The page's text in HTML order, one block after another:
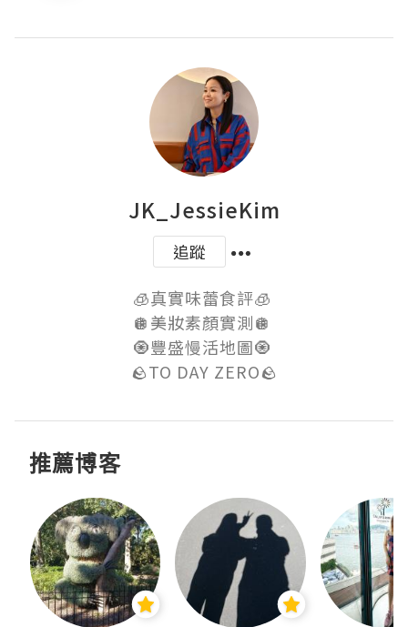
JK_JessieKim
追蹤
🧊真實味蕾食評🧊
🪩美妝素顏實測🪩
🧿豐盛慢活地圖🧿
🪨TO DAY ZERO🪨
推薦博客